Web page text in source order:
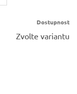
Dostupnost
Zvolte variantu